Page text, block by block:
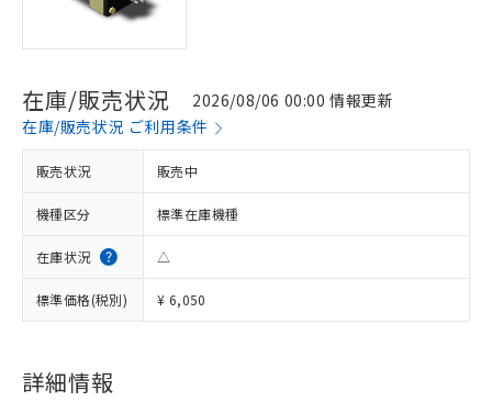
在庫/販売状況
2026/08/06 00:00 情報更新
在庫/販売状況 ご利用条件
販売状況 販売中
機種区分 標準在庫機種
在庫状況 △
標準価格(税別) ¥ 6,050
詳細情報